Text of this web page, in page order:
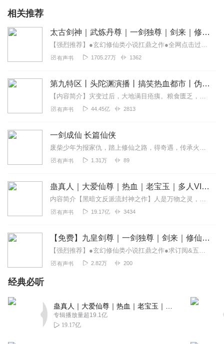
相关推荐
太古剑神｜武炼丹尊｜一剑独尊｜剑来｜修仙一剑成魔
【强烈推荐】●玄幻修仙类小说扛鼎之作●全网点击过亿，五星作品，吐血强推●求订阅&五星好评&月票，会不定时掉落爆更惊喜哦！【作品简介】修仙之道，逆天而行，少年林逸...
有声书 1705.27万 1362
第九特区丨头陀渊演播丨搞笑热血都市丨伪戒丨VIP免费多人有声剧
【内容简介】灾变过后，大地满目疮痍。粮食匮乏，资源紧俏，局势混乱……一位从待规划区杀出来的青年，背对着漫天黄沙，孤身来到九区谋生，却不曾想偶然结识三五好友，一念...
有声书 44.45亿 2813
一剑成仙 长篇仙侠
废柴少年为报家仇，踏上修仙之路，得奇遇，传承火神秘技，从此纵横天下，一剑破苍穹，定生死，转乾坤，长剑指天，谁敢争锋。“哈哈，练了六年竟然还只是炼气初期的修为，...
有声书 1.31万 89
蛊真人｜大爱仙尊｜热血｜老宝玉｜多人VIP免费有声剧
内容简介【黑暗文反派流封神之作】人是万物之灵，蛊是天地真精。一个穿越者不断重生的故事。一个养蛊、炼蛊、用蛊的奇特世界。配音组（男角色）老宝玉旁白...
有声书 19.17亿 3434
【免费】九皇剑尊｜一剑独尊｜剑来｜修仙一剑成魔
【强烈推荐】●玄幻修仙类小说扛鼎之作●求订阅&五星好评&月票，会不定时掉落爆更惊喜哦！
有声书 2.82万 200
经典必听
专辑播放量超19.1亿
19.17亿